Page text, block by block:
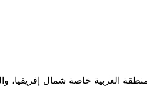
العربية خاصة شمال إفريقيا،